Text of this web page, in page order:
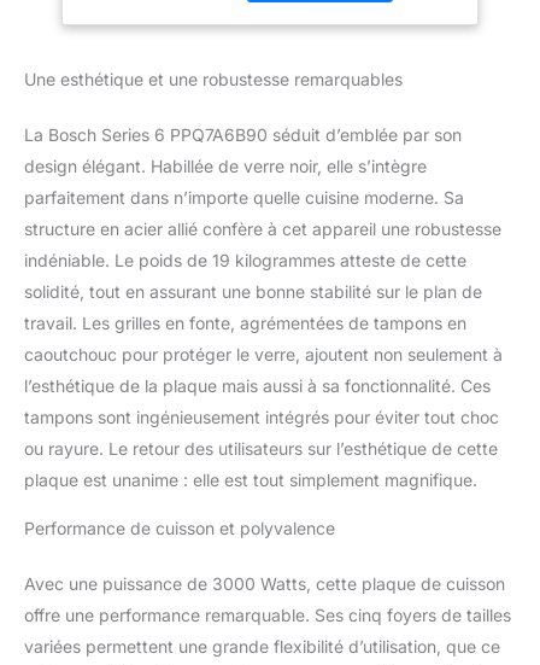
Une esthétique et une robustesse remarquables
La Bosch Series 6 PPQ7A6B90 séduit d’emblée par son
design élégant. Habillée de verre noir, elle s’intègre
parfaitement dans n’importe quelle cuisine moderne. Sa
structure en acier allié confère à cet appareil une robustesse
indéniable. Le poids de 19 kilogrammes atteste de cette
solidité, tout en assurant une bonne stabilité sur le plan de
travail. Les grilles en fonte, agrémentées de tampons en
caoutchouc pour protéger le verre, ajoutent non seulement à
l’esthétique de la plaque mais aussi à sa fonctionnalité. Ces
tampons sont ingénieusement intégrés pour éviter tout choc
ou rayure. Le retour des utilisateurs sur l’esthétique de cette
plaque est unanime : elle est tout simplement magnifique.
Performance de cuisson et polyvalence
Avec une puissance de 3000 Watts, cette plaque de cuisson
offre une performance remarquable. Ses cinq foyers de tailles
variées permettent une grande flexibilité d’utilisation, que ce